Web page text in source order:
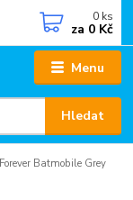
Menu
Hledat
0 ks
za 0 Kč
Batmobile Grey